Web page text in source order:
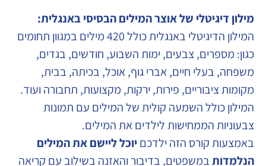
מילון דיגיטלי של אוצר המילים הבסיסי באנגלית:
המילון הדיגיטלי באנגלית כולל 420 מילים במגוון תחומים
כגון: מספרים, צבעים, ימות השבוע, חודשים, בגדים,
משפחה, בעלי חיים, אברי גוף, אוכל, בכיתה, בבית,
מקומות ציבוריים, פירות, ירקות, מקצועות, תחבורה ועוד.
המילון כולל השמעה קולית של המילים עם תמונות
צבעוניות הממחישות לילדים את המילים.
באמצעות קורס הזה ילדכם יוכל ליישם את המילים
הנלמדותבמשפטים, בדיבור והאזנה בשילוב עם קריאה